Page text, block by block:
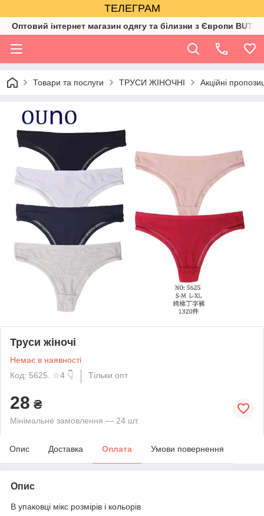
ТЕЛЕГРАМ
Оптовий інтернет магазин одягу та білизни з Європи BUTIK
Товари та послуги ТРУСИ ЖІНОЧНІ Акційні
Труси жіночі
Немає в наявності
Код: 5625. ☆4 👇
Тільки опт
28 ₴
Мінімальне замовлення — 24 шт.
Опис Доставка Оплата Умови повернення
Опис
В упаковці мікс розмірів і кольорів